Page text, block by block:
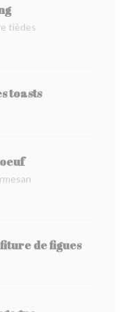
tièdes
toasts
de figues